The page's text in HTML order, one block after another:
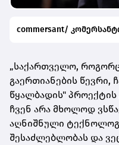
commersant/
„საქართველო,
გაერთიანების წევრი,
წყალბადის" პროექტის
ჩვენ არა მხოლოდ
აღნიშნული
შესაძლებლობას და